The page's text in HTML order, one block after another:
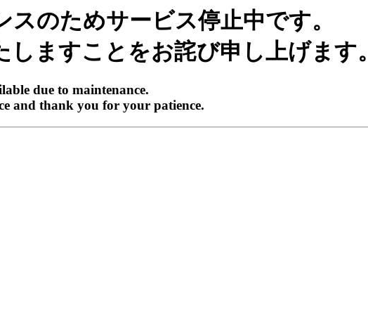
のためサービス停止中です。
ますことをお詫び申し上げます。
due to maintenance.
and thank you for your patience.